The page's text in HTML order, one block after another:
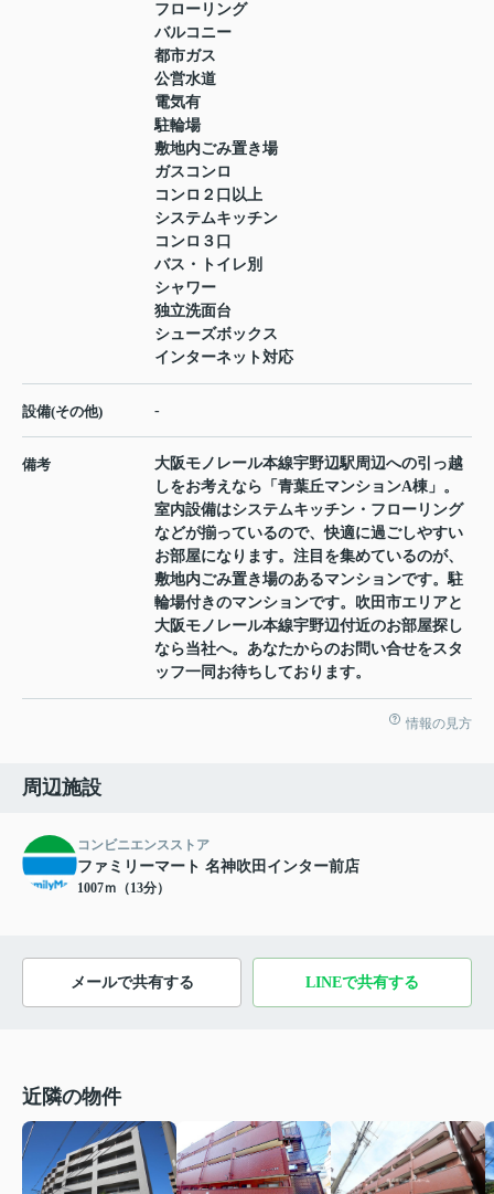
フローリング
バルコニー
都市ガス
公営水道
電気有
駐輪場
敷地内ごみ置き場
ガスコンロ
コンロ２口以上
システムキッチン
コンロ３口
バス・トイレ別
シャワー
独立洗面台
シューズボックス
インターネット対応
設備(その他) -
備考
大阪モノレール本線宇野辺駅周辺への引っ越
しをお考えなら「青葉丘マンションA棟」。
室内設備はシステムキッチン・フローリング
などが揃っているので、快適に過ごしやすい
お部屋になります。注目を集めているのが、
敷地内ごみ置き場のあるマンションです。駐
輪場付きのマンションです。吹田市エリアと
大阪モノレール本線宇野辺付近のお部屋探し
なら当社へ。あなたからのお問い合せをスタ
ッフ一同お待ちしております。
情報の見方
周辺施設
コンビニエンスストア
ファミリーマート 名神吹田インター前店
1007ｍ（13分）
メールで共有する LINEで共有する
近隣の物件